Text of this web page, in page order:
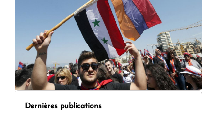
Dernières publications